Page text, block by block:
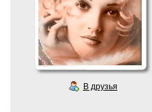
В друзья